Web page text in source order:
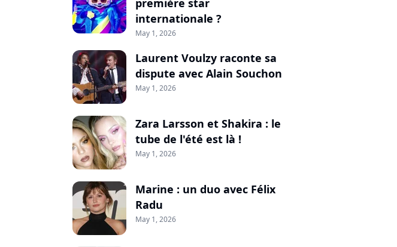
première star
internationale ?
May 1, 2026
Laurent Voulzy raconte sa
dispute avec Alain Souchon
May 1, 2026
Zara Larsson et Shakira : le
tube de l'été est là !
May 1, 2026
Marine : un duo avec Félix
Radu
May 1, 2026